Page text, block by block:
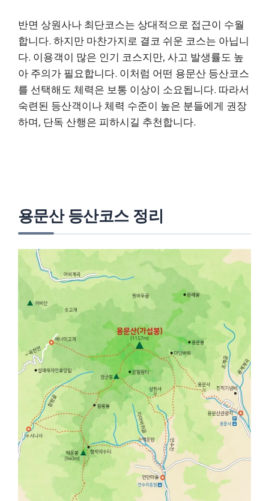
반면 상원사나 최단코스는 상대적으로 접근이 수월
합니다. 하지만 마찬가지로 결코 쉬운 코스는 아닙니
다. 이용객이 많은 인기 코스지만, 사고 발생률도 높
아 주의가 필요합니다. 이처럼 어떤 용문산 등산코스
를 선택해도 체력은 보통 이상이 소요됩니다. 따라서
숙련된 등산객이나 체력 수준이 높은 분들에게 권장
하며, 단독 산행은 피하시길 추천합니다.
용문산 등산코스 정리